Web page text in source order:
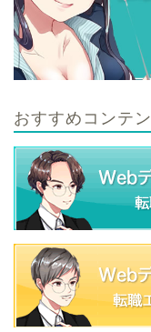
おすすめコンテ